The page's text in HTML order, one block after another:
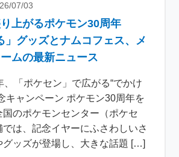
07/03
上がるポケモン30周年
グッズとナムコフェス、メ
ムの最新ニュース
、「ポケセン」で広がる“でかけ
キャンペーン ポケモン30周年を
のポケモンセンター（ポケセ
では、記念イヤーにふさわしいさ
グッズが登場し、大きな話題 […]